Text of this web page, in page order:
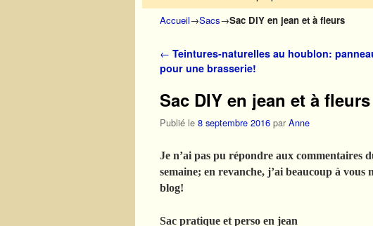
Accueil→Sacs→Sac DIY en jean et à fleurs
Navigation des articles
← Teintures-naturelles au houblon:
pour une brasserie!
Sac DIY en jean et à fleurs
Publié le 8 septembre 2016 par Anne
Je n’ai pas pu répondre aux commentaires
semaine; en revanche, j’ai beaucoup à
blog!
Sac pratique et perso en jean